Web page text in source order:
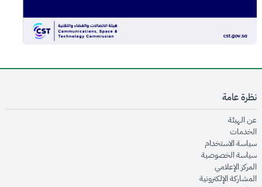
نظرة عامة
عن الهيئةopens in new window
الخدماتopens in new window
سياسة الاستخدام
سياسة الخصوصيةopens in new window
المركز الإعلاميopens in new window
المشاركة الإلكترونيةopens in new window